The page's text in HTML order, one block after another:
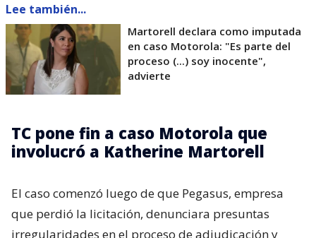
Lee también...
Martorell declara como imputada
en caso Motorola: "Es parte del
proceso (...) soy inocente",
advierte
TC pone fin a caso Motorola que
involucró a Katherine Martorell
El caso comenzó luego de que Pegasus, empresa
que perdió la licitación, denunciara presuntas
irregularidades en el proceso de adjudicación y